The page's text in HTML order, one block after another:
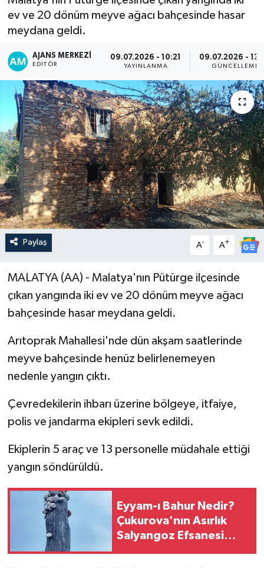
ev ve 20 dönüm meyve ağacı bahçesinde hasar
meydana geldi.
AJANS MERKEZI
EDITÖR
09.07.2026 - 10:21
YAYINLANMA
09.07.2026 -
GÜNCELLEME
Paylaş A- A+
MALATYA (AA) - Malatya'nın Pütürge ilçesinde
çıkan yangında iki ev ve 20 dönüm meyve ağacı
bahçesinde hasar meydana geldi.
Arıtoprak Mahallesi'nde dün akşam saatlerinde
meyve bahçesinde henüz belirlenemeyen
nedenle yangın çıktı.
Çevredekilerin ihbarı üzerine bölgeye, itfaiye,
polis ve jandarma ekipleri sevk edildi.
Ekiplerin 5 araç ve 13 personelle müdahale ettiği
yangın söndürüldü.
Eyyam-ı Bahur Nedir?
Çukurova'nın Asırlık
Salyangoz Efsanesi